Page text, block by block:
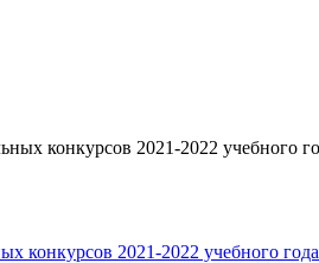
конкурсов 2021-2022 учебного года